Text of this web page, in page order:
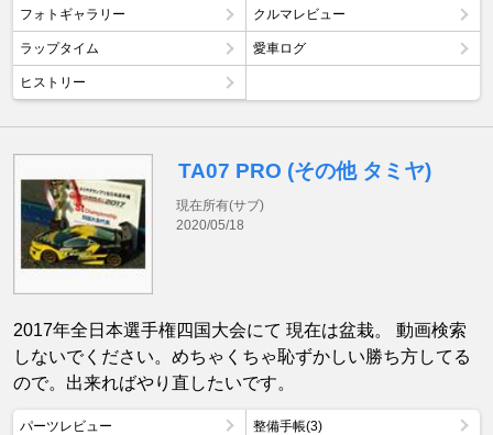
フォトギャラリー クルマレビュー
ラップタイム 愛車ログ
ヒストリー
TA07 PRO (その他 タミヤ)
現在所有(サブ)
2020/05/18
2017年全日本選手権四国大会にて 現在は盆栽。 動画検索
しないでください。めちゃくちゃ恥ずかしい勝ち方してる
ので。出来ればやり直したいです。
パーツレビュー 整備手帳(3)